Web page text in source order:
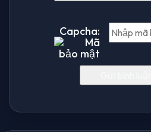
Capcha: